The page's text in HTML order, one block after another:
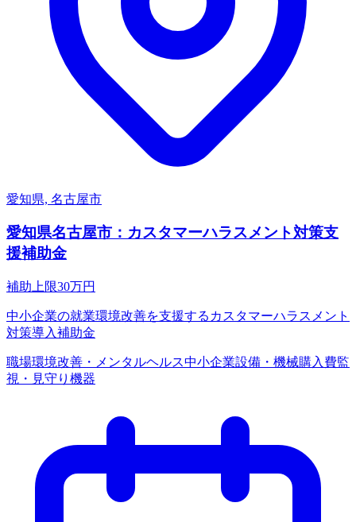
愛知県, 名古屋市
愛知県名古屋市：カスタマーハラスメント対策支
援補助金
補助上限30万円
中小企業の就業環境改善を支援するカスタマーハラスメント
対策導入補助金
職場環境改善・メンタルヘルス中小企業設備・機械購入費監
視・見守り機器